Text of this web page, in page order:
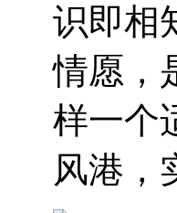
识即相
情愿，
样一个
风港，